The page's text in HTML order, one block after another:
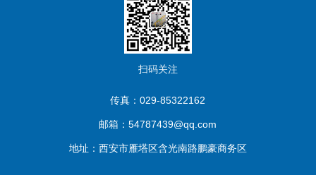
扫码关注
传真：029-85322162
邮箱：54787439@qq.com
地址：西安市雁塔区含光南路鹏豪商务区